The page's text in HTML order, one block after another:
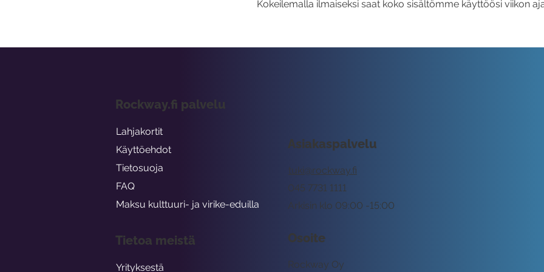
Kokeilemalla ilmaiseksi saat koko sisältömme käyttöösi viikon
Asiakaspalvelu
tuki@rockway.fi
Arkisin klo 09:00 -15:00
045 7731 1111
Osoite
Rockway Oy
Rockway.fi palvelu
Lahjakortit
Käyttöehdot
Tietosuoja
FAQ
Maksu kulttuuri- ja virike-eduilla
Tietoa meistä
Yrityksestä